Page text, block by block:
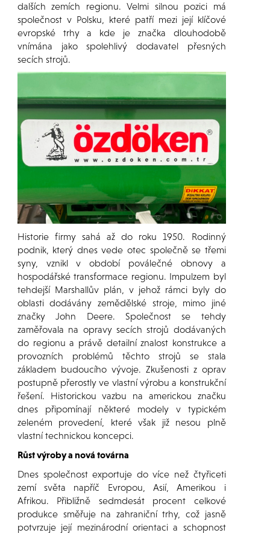
dalších zemích regionu. Velmi silnou pozici má
společnost v Polsku, které patří mezi její klíčové
evropské trhy a kde je značka dlouhodobě
vnímána jako spolehlivý dodavatel přesných
secích strojů.
Historie firmy sahá až do roku 1950. Rodinný
podnik, který dnes vede otec společně se třemi
syny, vznikl v období poválečné obnovy a
hospodářské transformace regionu. Impulzem byl
tehdejší Marshallův plán, v jehož rámci byly do
oblasti dodávány zemědělské stroje, mimo jiné
značky John Deere. Společnost se tehdy
zaměřovala na opravy secích strojů dodávaných
do regionu a právě detailní znalost konstrukce a
provozních problémů těchto strojů se stala
základem budoucího vývoje. Zkušenosti z oprav
postupně přerostly ve vlastní výrobu a konstrukční
řešení. Historickou vazbu na americkou značku
dnes připomínají některé modely v typickém
zeleném provedení, které však již nesou plně
vlastní technickou koncepci.
Růst výroby a nová továrna
Dnes společnost exportuje do více než čtyřiceti
zemí světa napříč Evropou, Asií, Amerikou i
Afrikou. Přibližně sedmdesát procent celkové
produkce směřuje na zahraniční trhy, což jasně
potvrzuje její mezinárodní orientaci a schopnost